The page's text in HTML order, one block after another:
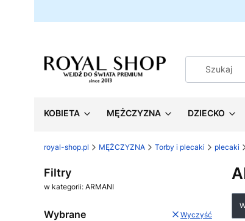
KOBIETA MĘŻCZYZNA DZIECKO
royal-shop.pl MĘŻCZYZNA Torby i plecaki plecaki
Filtry
w kategorii: ARMANI
Wybrane Wyczyść